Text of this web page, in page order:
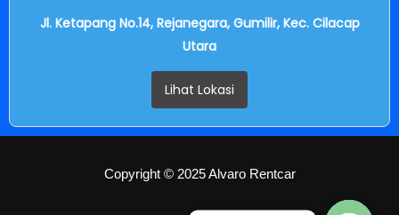
Jl. Ketapang No.14, Rejanegara, Gumilir, Kec. Cilacap
Utara
Lihat Lokasi
Copyright © 2025 Alvaro Rentcar